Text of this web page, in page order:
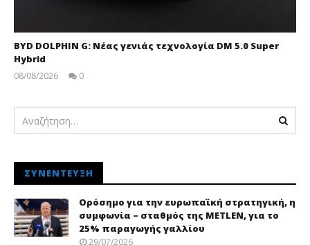
BYD DOLPHIN G: Νέας γενιάς τεχνολογία DM 5.0 Super
Hybrid
08/08/2026
0
ΣΥΝΈΝΤΕΥΞΗ
Ορόσημο για την ευρωπαϊκή στρατηγική, η
συμφωνία – σταθμός της METLEN, για το
25% παραγωγής γαλλίου
29/07/2026